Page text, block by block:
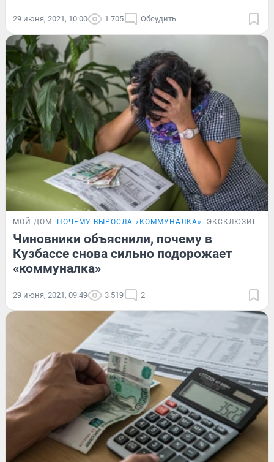
29 июня, 2021, 10:00 1 705 Обсудить
МОЙ ДОМ ПОЧЕМУ ВЫРОСЛА «КОММУНАЛКА» ЭКСКЛЮЗИВ
Чиновники объяснили, почему в
Кузбассе снова сильно подорожает
«коммуналка»
29 июня, 2021, 09:49 3 519 2